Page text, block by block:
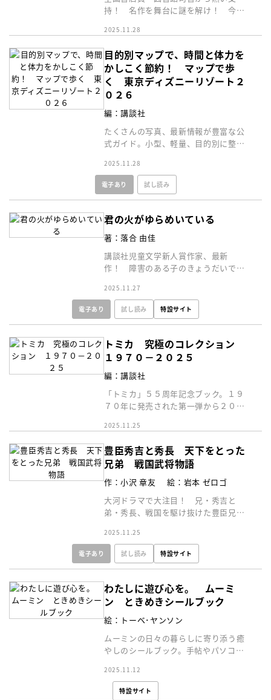
持！ 名作を舞台に謎を解け！ 今度
館でなにかが起こる！？
2025.11.28
目的別マップで、時間と体力を
かしこく節約！ マップで歩
く 東京ディズニーリゾート２
０２６
編：講談社
たくさんの写真、最新情報が豊富な公
式ガイド。小型、軽量、目的別に整理
ロングセラー最新版！
2025.11.28
電子あり 試し読み
君の火がゆらめいている
著：落合 由佳
講談社児童文学新人賞作家、最新
作！ 障害のある子のきょうだいであ
な心境を描き切った力作。
2025.11.27
電子あり 試し読み 特設サイト
トミカ 究極のコレクション
１９７０－２０２５
編：講談社
「トミカ」５５周年記念ブック。１９
７０年に発売された第一弾から２０２
ジとともに掲載！
2025.11.25
豊臣秀吉と秀長 天下をとった
兄弟 戦国武将物語
作：小沢 章友
絵：岩本 ゼロゴ
大河ドラマで大注目！ 兄・秀吉と
弟・秀長、戦国を駆け抜けた豊臣兄弟
2025.11.25
電子あり 試し読み 特設サイト
わたしに遊び心を。 ムーミ
ン ときめきシールブック
絵：トーベ･ヤンソン
ムーミンの日々の暮らしに寄り添う癒
やしのシールブック。手帖やパソコ
しゃれシールが２３３枚。
2025.11.12
特設サイト